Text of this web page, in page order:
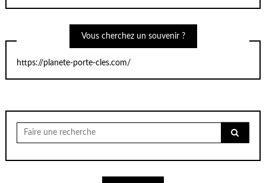
Vous cherchez un souvenir ?
https://planete-porte-cles.com/
Chercher
pour: